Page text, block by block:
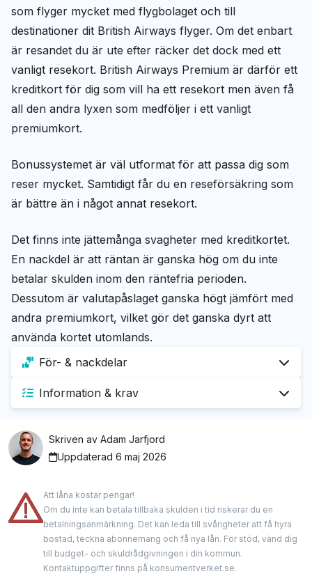
Skriven av Adam Jarfjord
Uppdaterad 6 maj 2026
som flyger mycket med flygbolaget och till
destinationer dit British Airways flyger. Om det enbart
är resandet du är ute efter räcker det dock med ett
vanligt resekort. British Airways Premium är därför ett
kreditkort för dig som vill ha ett resekort men även få
all den andra lyxen som medföljer i ett vanligt
premiumkort.
Bonussystemet är väl utformat för att passa dig som
reser mycket. Samtidigt får du en reseförsäkring som
är bättre än i något annat resekort.
Det finns inte jättemånga svagheter med kreditkortet.
En nackdel är att räntan är ganska hög om du inte
betalar skulden inom den räntefria perioden.
Dessutom är valutapåslaget ganska högt jämfört med
andra premiumkort, vilket gör det ganska dyrt att
använda kortet utomlands.
För- & nackdelar
Fördelar
Upp till 0,3 bonuspoäng per krona på alla köp
Få tillgång till lounger världen över
Nackdelar
Endast förmånligt när man flyger med British
Airways
Hög ränta
Information & krav
Krav
Ingen betalningsanmärkning
Du måste vara anställd
Du måste vara minst 18 gammal
Mobilt stöd
Att låna kostar pengar!
Om du inte kan betala tillbaka skulden i tid riskerar du en
betalningsanmärkning. Det kan leda till svårigheter att få hyra
bostad, teckna abonnemang och få nya lån. För stöd, vänd dig
till budget- och skuldrådgivningen i din kommun.
Kontaktuppgifter finns på konsumentverket.se.